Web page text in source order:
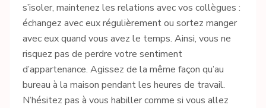
s’isoler, maintenez les relations avec vos collègues :
échangez avec eux régulièrement ou sortez manger
avec eux quand vous avez le temps. Ainsi, vous ne
risquez pas de perdre votre sentiment
d’appartenance. Agissez de la même façon qu’au
bureau à la maison pendant les heures de travail.
N’hésitez pas à vous habiller comme si vous allez